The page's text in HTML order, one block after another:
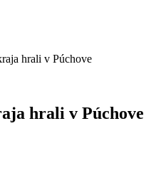
hrali v Púchove
hrali v Púchove